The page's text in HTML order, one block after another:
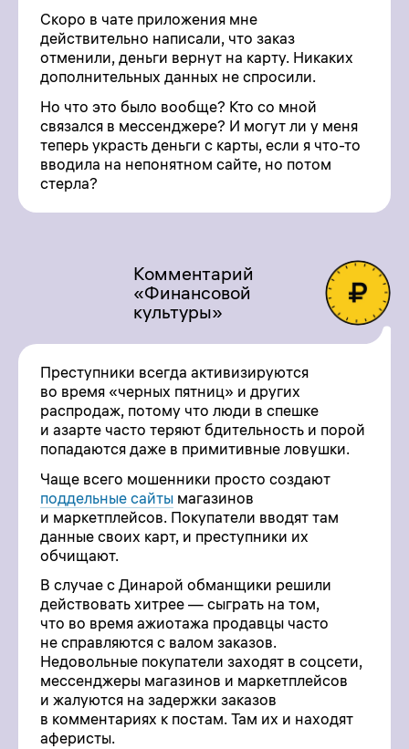
Скоро в чате приложения мне
действительно написали, что заказ
отменили, деньги вернут на карту. Никаких
дополнительных данных не спросили.
Но что это было вообще? Кто со мной
связался в мессенджере? И могут ли у меня
теперь украсть деньги с карты, если я что-то
вводила на непонятном сайте, но потом
стерла?
Преступники всегда активизируются
во время «черных пятниц» и других
распродаж, потому что люди в спешке
и азарте часто теряют бдительность и порой
попадаются даже в примитивные ловушки.
Чаще всего мошенники просто создают
поддельные сайты магазинов
и маркетплейсов. Покупатели вводят там
данные своих карт, и преступники их
обчищают.
В случае с Динарой обманщики решили
действовать хитрее — сыграть на том,
что во время ажиотажа продавцы часто
не справляются с валом заказов.
Недовольные покупатели заходят в соцсети,
мессенджеры магазинов и маркетплейсов
и жалуются на задержки заказов
в комментариях к постам. Там их и находят
аферисты.
Комментарий
«Финансовой
культуры»